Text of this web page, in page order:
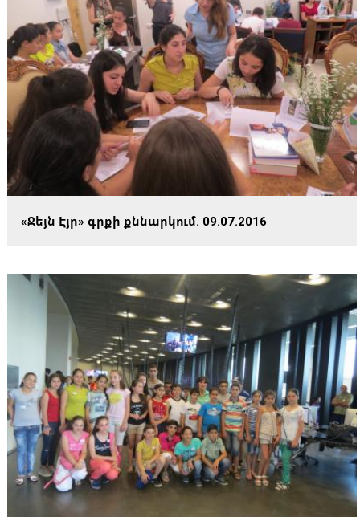
«Ջեյն Էյր» գրքի քննարկում. 09.07.2016